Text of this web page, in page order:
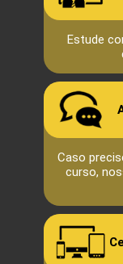
Estude
Caso
curso,